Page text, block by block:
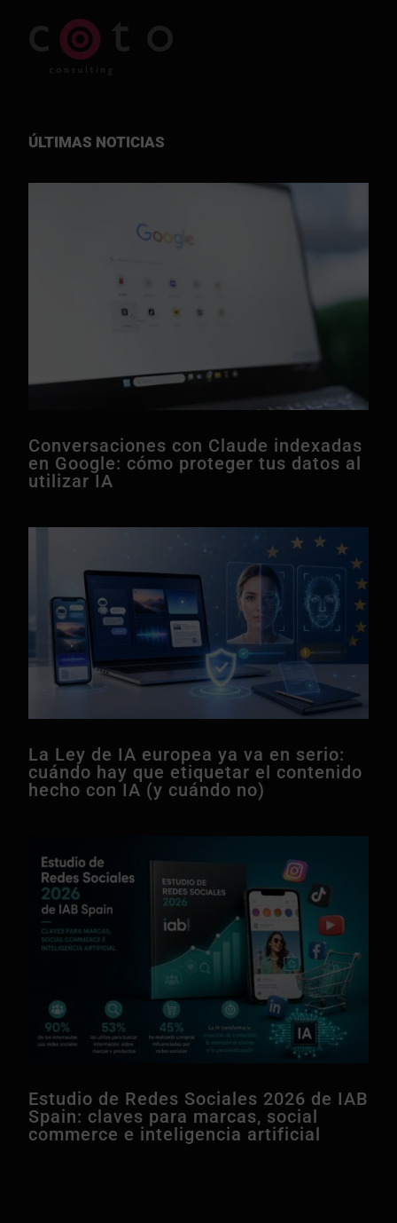
ÚLTIMAS NOTICIAS
Conversaciones con Claude indexadas
en Google: cómo proteger tus datos al
utilizar IA
La Ley de IA europea ya va en serio:
cuándo hay que etiquetar el contenido
hecho con IA (y cuándo no)
Estudio de Redes Sociales 2026 de IAB
Spain: claves para marcas, social
commerce e inteligencia artificial